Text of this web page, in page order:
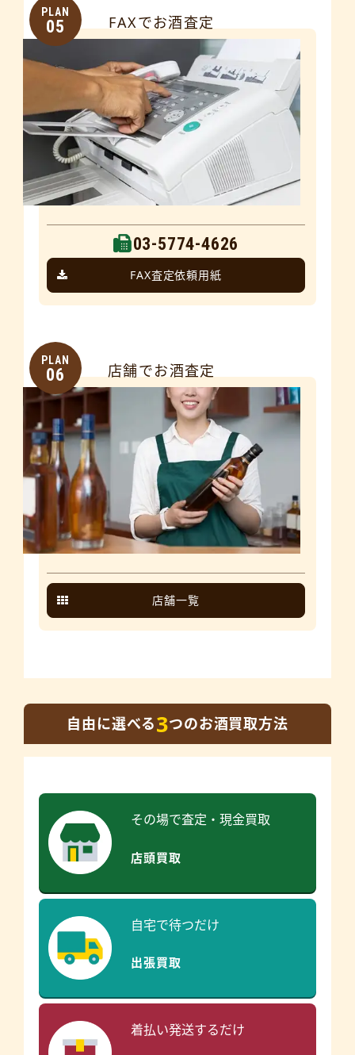
PLAN
05 FAXでお酒査定
03-5774-4626
FAX査定依頼用紙
PLAN
06 店舗でお酒査定
店舗一覧
自由に選べる3つのお酒買取方法
その場で査定・現金買取
店頭買取
自宅で待つだけ
出張買取
着払い発送するだけ